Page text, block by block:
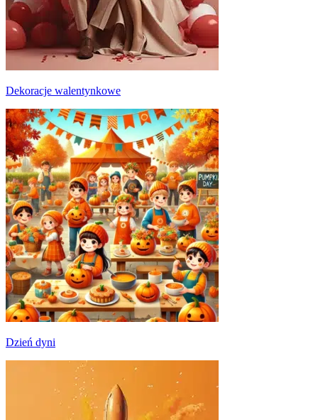
Dekoracje walentynkowe
Dzień dyni